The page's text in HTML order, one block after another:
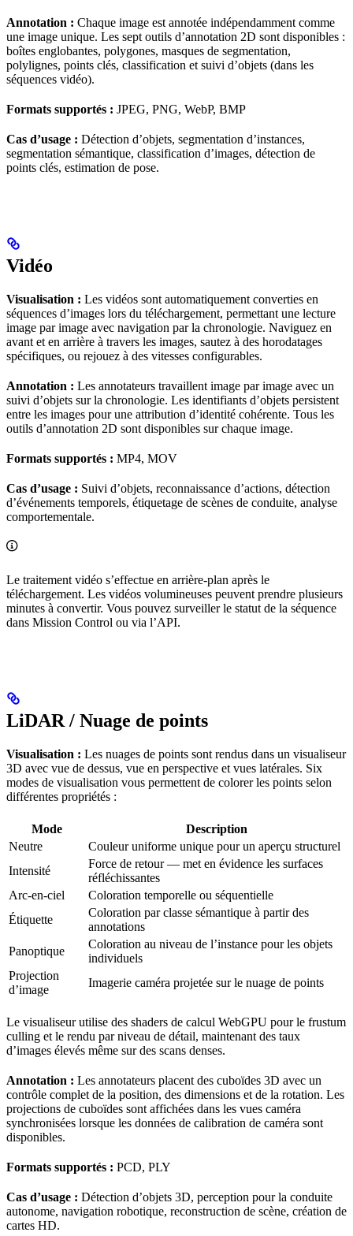
Annotation : Chaque image est annotée indépendamment comme
une image unique. Les sept outils d’annotation 2D sont disponibles :
boîtes englobantes, polygones, masques de segmentation,
polylignes, points clés, classification et suivi d’objets (dans les
séquences vidéo).
Formats supportés : JPEG, PNG, WebP, BMP
Cas d’usage : Détection d’objets, segmentation d’instances,
segmentation sémantique, classification d’images, détection de
points clés, estimation de pose.
Vidéo
Visualisation : Les vidéos sont automatiquement converties en
séquences d’images lors du téléchargement, permettant une lecture
image par image avec navigation par la chronologie. Naviguez en
avant et en arrière à travers les images, sautez à des horodatages
spécifiques, ou rejouez à des vitesses configurables.
Annotation : Les annotateurs travaillent image par image avec un
suivi d’objets sur la chronologie. Les identifiants d’objets persistent
entre les images pour une attribution d’identité cohérente. Tous les
outils d’annotation 2D sont disponibles sur chaque image.
Formats supportés : MP4, MOV
Cas d’usage : Suivi d’objets, reconnaissance d’actions, détection
d’événements temporels, étiquetage de scènes de conduite, analyse
comportementale.
Le traitement vidéo s’effectue en arrière-plan après le
téléchargement. Les vidéos volumineuses peuvent prendre plusieurs
minutes à convertir. Vous pouvez surveiller le statut de la séquence
dans Mission Control ou via l’API.
LiDAR / Nuage de points
Visualisation : Les nuages de points sont rendus dans un visualiseur
3D avec vue de dessus, vue en perspective et vues latérales. Six
modes de visualisation vous permettent de colorer les points selon
différentes propriétés :
Mode
Description
Neutre
Couleur uniforme unique pour un aperçu structurel
Intensité
Force de retour — met en évidence les surfaces
réfléchissantes
Arc-en-ciel
Coloration temporelle ou séquentielle
Étiquette
Coloration par classe sémantique à partir des
annotations
Panoptique
Coloration au niveau de l’instance pour les objets
individuels
Projection
d’image
Imagerie caméra projetée sur le nuage de points
Le visualiseur utilise des shaders de calcul WebGPU pour le frustum
culling et le rendu par niveau de détail, maintenant des taux
d’images élevés même sur des scans denses.
Annotation : Les annotateurs placent des cuboïdes 3D avec un
contrôle complet de la position, des dimensions et de la rotation. Les
projections de cuboïdes sont affichées dans les vues caméra
synchronisées lorsque les données de calibration de caméra sont
disponibles.
Formats supportés : PCD, PLY
Cas d’usage : Détection d’objets 3D, perception pour la conduite
autonome, navigation robotique, reconstruction de scène, création de
cartes HD.